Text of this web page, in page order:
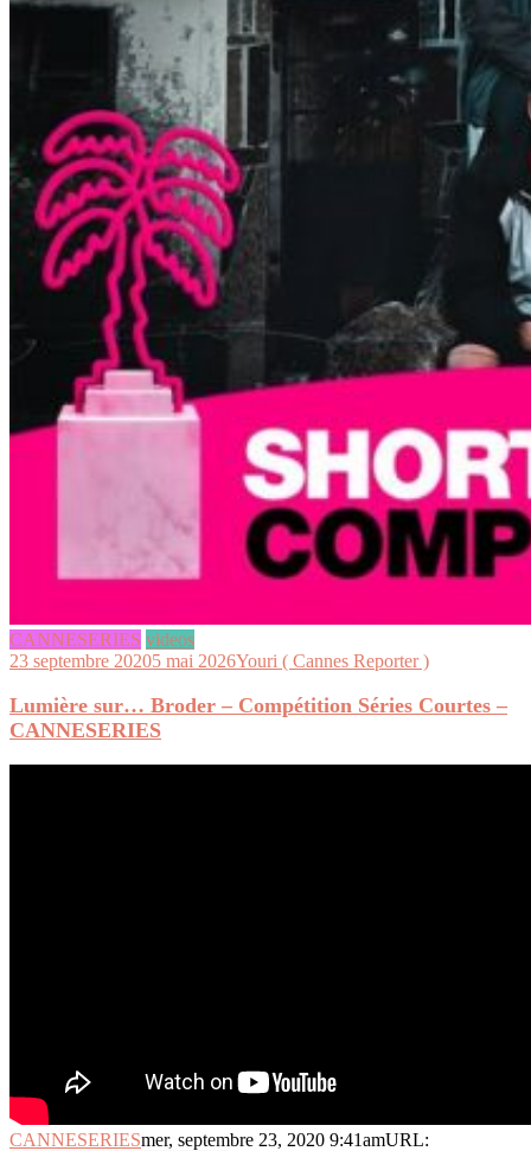
CANNESERIES videos
23 septembre 20205 mai 2026Youri ( Cannes Reporter )
Lumière sur… Broder – Compétition Séries Courtes –
CANNESERIES
CANNESERIESmer, septembre 23, 2020 9:41amURL: